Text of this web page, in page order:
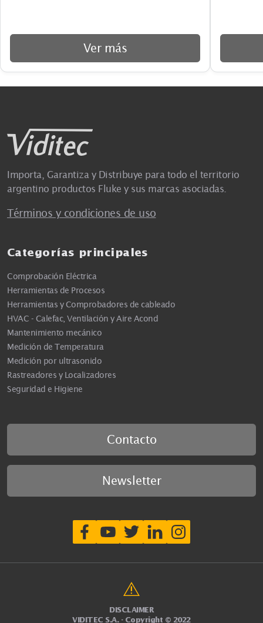
Ver más
Importa, Garantiza y Distribuye para todo el territorio
argentino productos Fluke y sus marcas asociadas.
Términos y condiciones de uso
Categorías principales
Comprobación Eléctrica
Herramientas de Procesos
Herramientas y Comprobadores de cableado
HVAC - Calefac, Ventilación y Aire Acond
Mantenimiento mecánico
Medición de Temperatura
Medición por ultrasonido
Rastreadores y Localizadores
Seguridad e Higiene
Contacto
Newsletter
DISCLAIMER
VIDITEC S.A. - Copyright © 2022